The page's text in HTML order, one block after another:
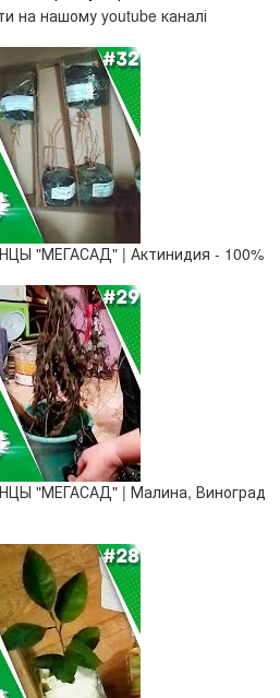
на нашому youtube каналі
"МЕГАСАД" | Актинидия - 100%
"МЕГАСАД" | Малина, Виноград